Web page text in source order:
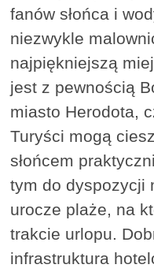
fanów słońca i
niezwykle
najpiękniejszą
jest z pewnością
miasto Herodota,
Turyści mogą
słońcem
tym do dyspozycji
urocze plaże, na
trakcie urlopu.
infrastruktura